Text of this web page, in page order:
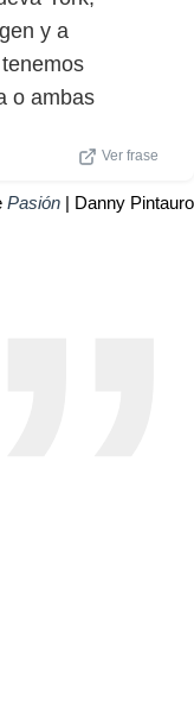
y a
o ambas
Ver frase
Pasión | Danny Pintauro